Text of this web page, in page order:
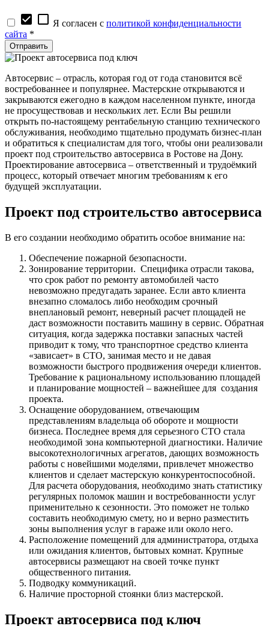
check_box check_box_outline_blank Я согласен с политикой конфиденциальности
сайта *
Автосервис – отрасль, которая год от года становится всё
востребованнее и популярнее. Мастерские открываются и
закрываются ежегодно в каждом населенном пункте, иногда
не просуществовав и нескольких лет. Если Вы решили
открыть по-настоящему рентабельную станцию технического
обслуживания, необходимо тщательно продумать бизнес-план
и обратиться к специалистам для того, чтобы они реализовали
проект под строительство автосервиса в Ростове на Дону.
Проектирование автосервиса – ответственный и трудоёмкий
процесс, который отвечает многим требованиям к его
будущей эксплуатации.
Проект под строительство автосервиса
В его создании необходимо обратить особое внимание на:
Обеспечение пожарной безопасности.
Зонирование территории. Специфика отрасли такова,
что срок работ по ремонту автомобилей часто
невозможно предугадать заранее. Если авто клиента
внезапно сломалось либо необходим срочный
внеплановый ремонт, неверный расчет площадей не
даст возможности поставить машину в сервис. Обратная
ситуация, когда задержка поставки запасных частей
приводит к тому, что транспортное средство клиента
«зависает» в СТО, занимая место и не давая
возможности быстрого продвижения очереди клиентов.
Требование к рациональному использованию площадей
и планирование мощностей – важнейшее для создания
проекта.
Оснащение оборудованием, отвечающим
представлениям владельца об обороте и мощности
бизнеса. Последнее время для серьезного СТО стала
необходимой зона компьютерной диагностики. Наличие
высокотехнологичных агрегатов, дающих возможность
работы с новейшими моделями, привлечет множество
клиентов и сделает мастерскую конкурентоспособной.
Для расчета оборудования, необходимо знать статистику
регулярных поломок машин и востребованности услуг
применительно к сезонности. Это поможет не только
составить необходимую смету, но и верно разместить
зоны выполнения услуг в гараже или около него.
Расположение помещений для администратора, отдыха
или ожидания клиентов, бытовых комнат. Крупные
автосервисы размещают на своей точке пункт
общественного питания.
Подводку коммуникаций.
Наличие просторной стоянки близ мастерской.
Проект автосервиса под ключ